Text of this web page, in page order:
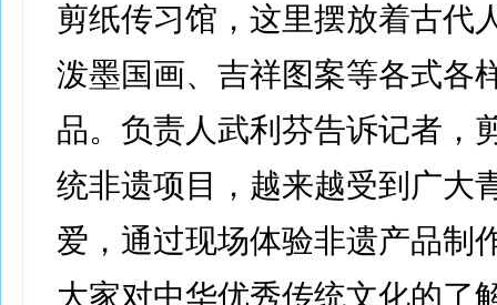
剪纸传习馆，这里摆放着古代
泼墨国画、吉祥图案等各式各
品。负责人武利芬告诉记者，
统非遗项目，越来越受到广大
爱，通过现场体验非遗产品制
大家对中华优秀传统文化的了